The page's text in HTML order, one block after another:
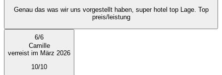
Genau das was wir uns vorgestellt haben, super hotel top Lage. Top
preis/leistung
6/6
Camille
verreist im März 2026
10/10